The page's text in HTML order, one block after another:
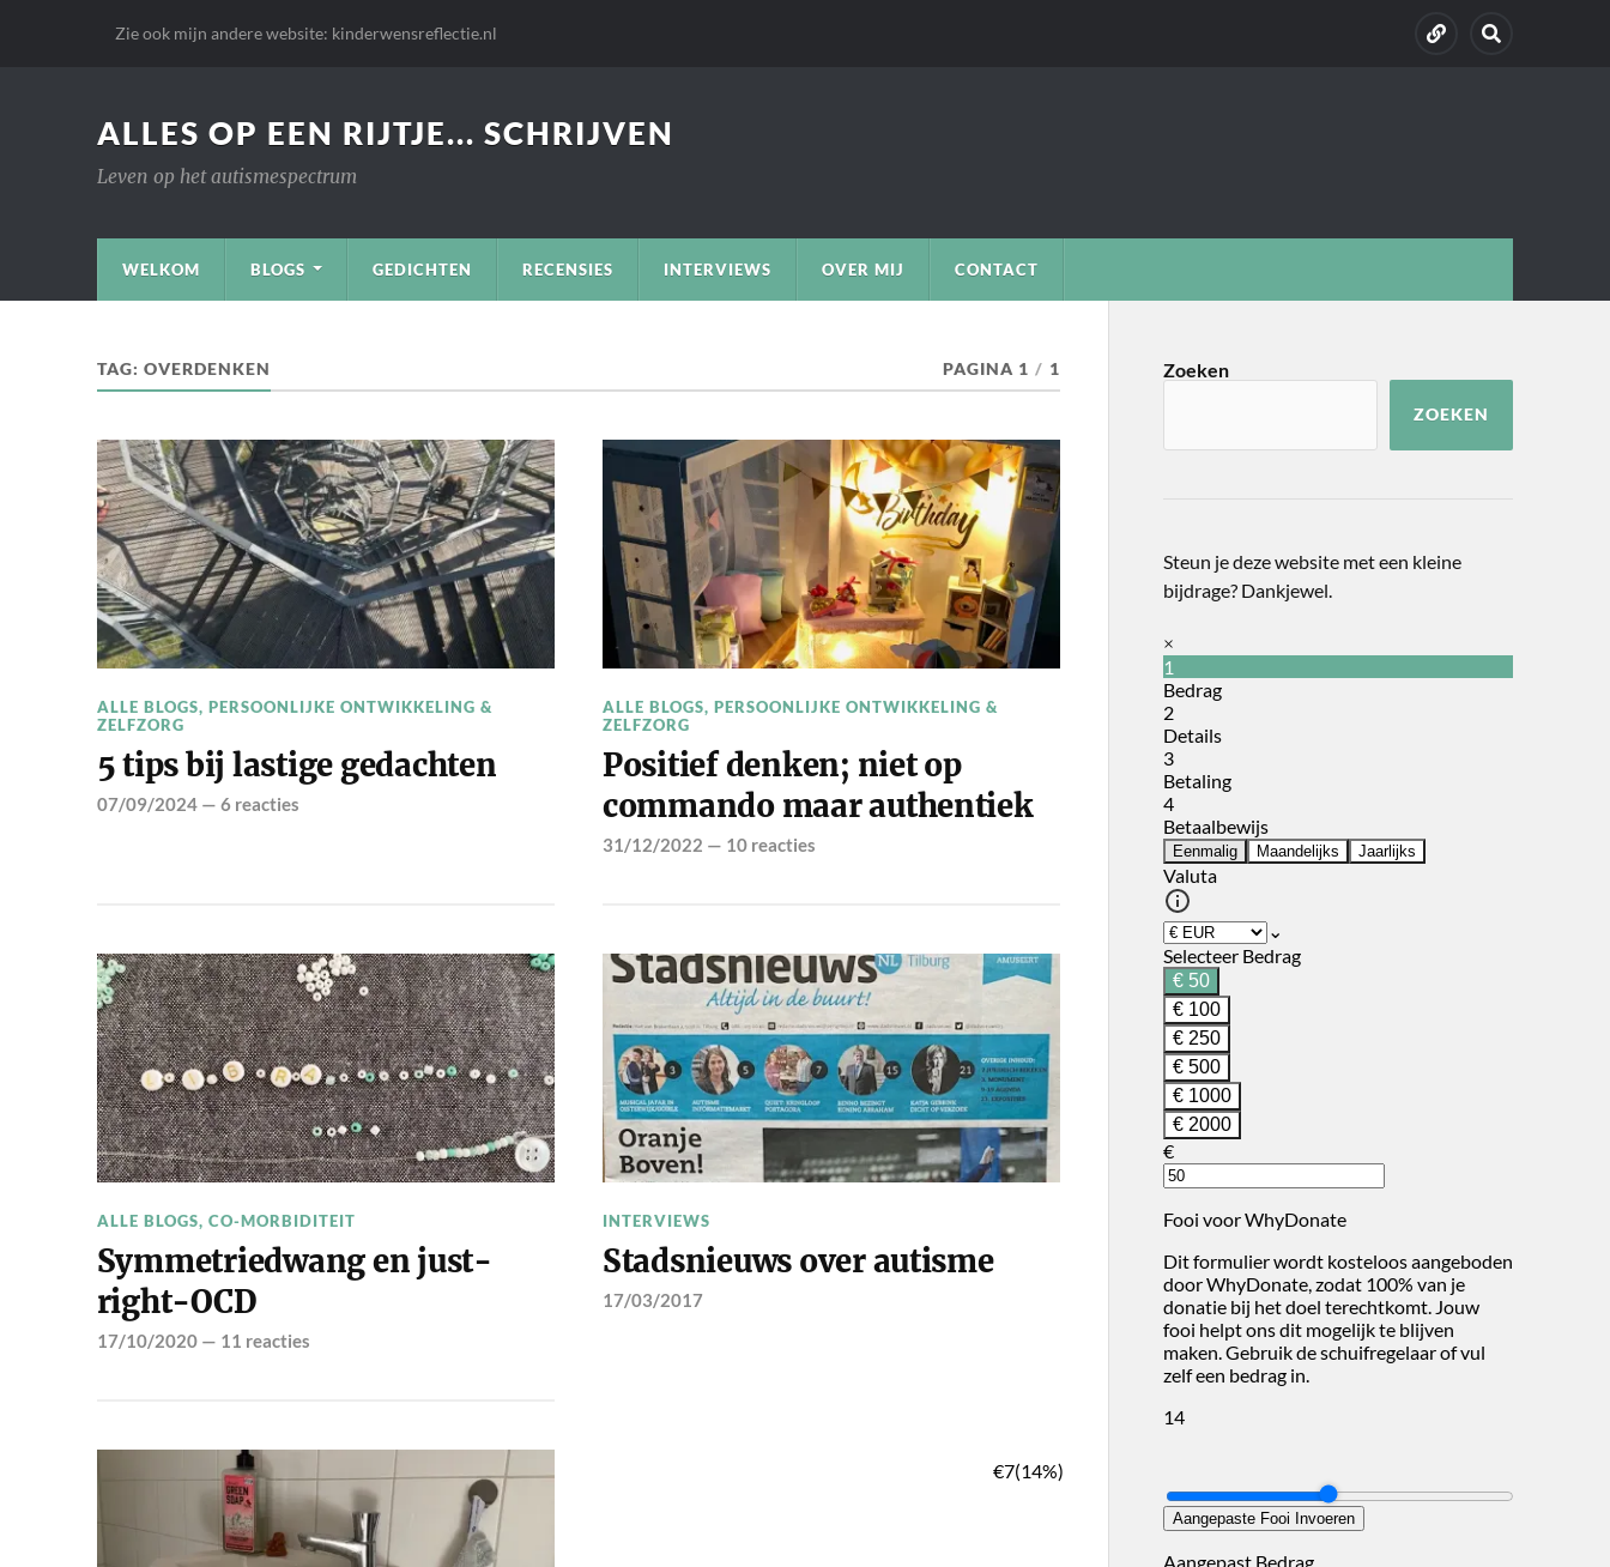
Zie ook mijn andere website: kinderwensreflectie.nl
ALLES OP EEN RIJTJE... SCHRIJVEN
Leven op het autismespectrum
WELKOM BLOGS GEDICHTEN RECENSIES INTERVIEWS OVER MIJ CONTACT
TAG: OVERDENKEN PAGINA 1 / 1
ALLE BLOGS, PERSOONLIJKE ONTWIKKELING &
ZELFZORG
5 tips bij lastige gedachten
07/09/2024— 6 reacties
ALLE BLOGS, PERSOONLIJKE ONTWIKKELING &
ZELFZORG
Positief denken; niet op
commando maar authentiek
31/12/2022 — 10 reacties
ALLE BLOGS, CO-MORBIDITEIT
Symmetriedwang en just-
right-OCD
17/10/2020— 11 reacties
INTERVIEWS
Stadsnieuws over autisme
17/03/2017
Zoeken
ZOEKEN
Steun je deze website met een kleine
bijdrage? Dankjewel.